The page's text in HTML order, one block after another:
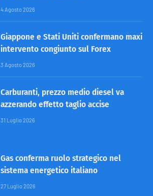
4 Agosto 2026
Giappone e Stati Uniti confermano maxi
intervento congiunto sul Forex
3 Agosto 2026
Carburanti, prezzo medio diesel va
azzerando effetto taglio accise
31 Luglio 2026
Gas conferma ruolo strategico nel
sistema energetico italiano
27 Luglio 2026